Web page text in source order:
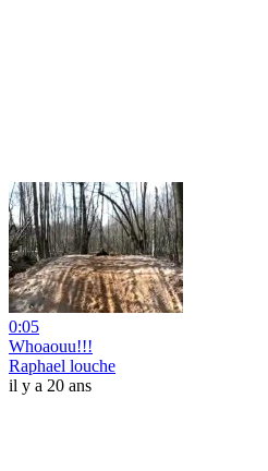
0:05
Whoaouu!!!
Raphael louche
il y a 20 ans